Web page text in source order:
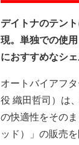
デイトナのテン
現。単独での使
におすすめなシ
オートバイアフ
役 織田哲司）は
の快適性をその
ッド）」の販売を